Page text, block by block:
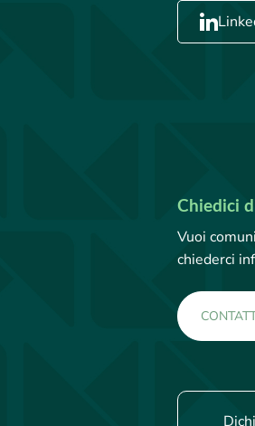
Chiedici
Vuoi
chiederci